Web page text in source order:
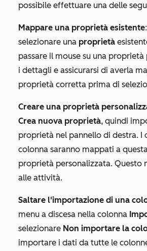
possibile effettuare una delle
Mappare una proprietà esistente
selezionare una proprietà
passare il mouse su una
i dettagli e assicurarsi di averla
proprietà corretta prima di
Creare una proprietà
Crea nuova proprietà, quindi
proprietà nel pannello di destra. I
colonna saranno mappati a
proprietà personalizzata. Questo
alle attività.
Saltare l'importazione di una
menu a discesa nella colonna
selezionare Non importare la
importare i dati da tutte le